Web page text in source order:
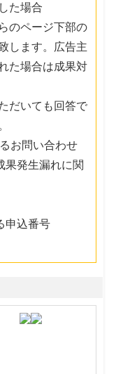
た場合
のページ下部の
します。広告主
た場合は成果対
だいても回答で
お問い合わせ
果発生漏れに関
申込番号